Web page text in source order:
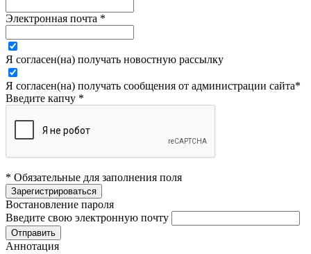
Электронная почта *
Я согласен(на) получать новостную рассылку
Я согласен(на) получать сообщения от администрации сайта*
Введите капчу *
* Обязательные для заполнения поля
Востановление пароля
Введите свою электронную почту
Аннотация